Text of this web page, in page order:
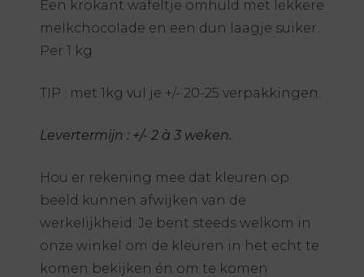
Een krokant wafeltje omhuld met lekkere
melkchocolade en een dun laagje suiker.
Per 1 kg
TIP : met 1kg vul je +/- 20-25 verpakkingen.
Levertermijn : +/- 2 à 3 weken.
Hou er rekening mee dat kleuren op
beeld kunnen afwijken van de
werkelijkheid. Je bent steeds welkom in
onze winkel om de kleuren in het echt te
komen bekijken én om te komen